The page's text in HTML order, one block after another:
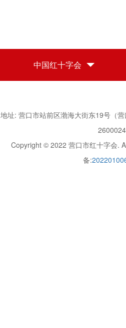
中国红十字会
地址: 营口市站前区渤海大街东19号（
2600024
Copyright © 2022 营口市红十字会.
备: